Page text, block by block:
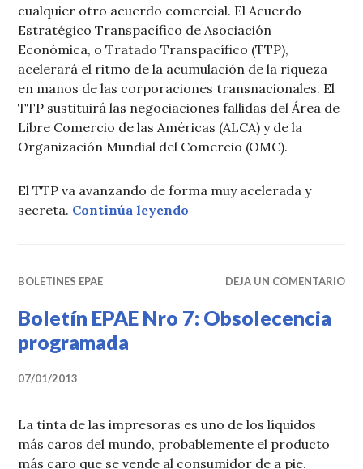
cualquier otro acuerdo comercial. El Acuerdo
Estratégico Transpacífico de Asociación
Económica, o Tratado Transpacífico (TTP),
acelerará el ritmo de la acumulación de la riqueza
en manos de las corporaciones transnacionales. El
TTP sustituirá las negociaciones fallidas del Área de
Libre Comercio de las Américas (ALCA) y de la
Organización Mundial del Comercio (OMC).
El TTP va avanzando de forma muy acelerada y
secreta. Continúa leyendo
BOLETINES EPAE DEJA UN COMENTARIO
Boletín EPAE Nro 7: Obsolecencia
programada
07/01/2013
La tinta de las impresoras es uno de los líquidos
más caros del mundo, probablemente el producto
más caro que se vende al consumidor de a pie.